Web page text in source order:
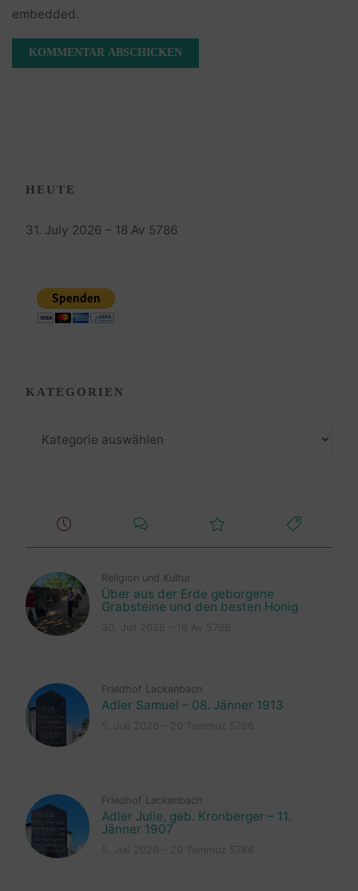
embedded.
HEUTE
31. July 2026 – 18 Av 5786
KATEGORIEN
Religion und Kultur
Über aus der Erde geborgene
Grabsteine und den besten Honig
Friedhof Lackenbach
Adler Samuel – 08. Jänner 1913
Friedhof Lackenbach
Adler Julie, geb. Kronberger – 11.
Jänner 1907